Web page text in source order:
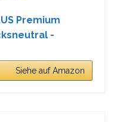
Premium
-
Siehe auf Amazon